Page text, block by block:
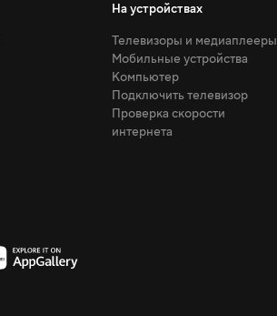
На устройствах
Телевизоры и медиаплееры
Мобильные устройства
Компьютер
Подключить телевизор
Проверка скорости
интернета